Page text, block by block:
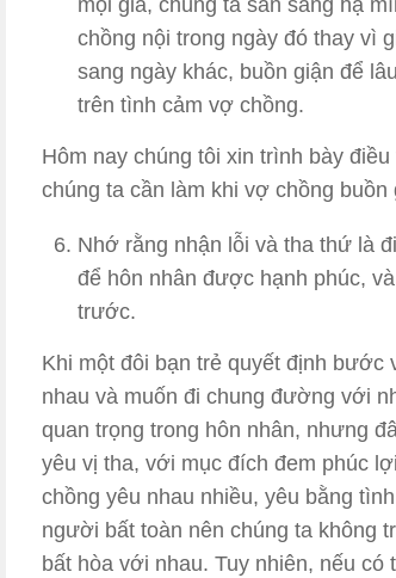
mọi giá, chúng ta sẵn sàng hạ
chồng nội trong ngày đó thay vì
sang ngày khác, buồn giận để
trên tình cảm vợ chồng.
Hôm nay chúng tôi xin trình bày
chúng ta cần làm khi vợ chồng buồn
Nhớ rằng nhận lỗi và tha thứ là
để hôn nhân được hạnh phúc,
trước.
Khi một đôi bạn trẻ quyết định bước
nhau và muốn đi chung đường với
quan trọng trong hôn nhân, nhưng
yêu vị tha, với mục đích đem phúc
chồng yêu nhau nhiều, yêu bằng
người bất toàn nên chúng ta không
bất hòa với nhau. Tuy nhiên, nếu